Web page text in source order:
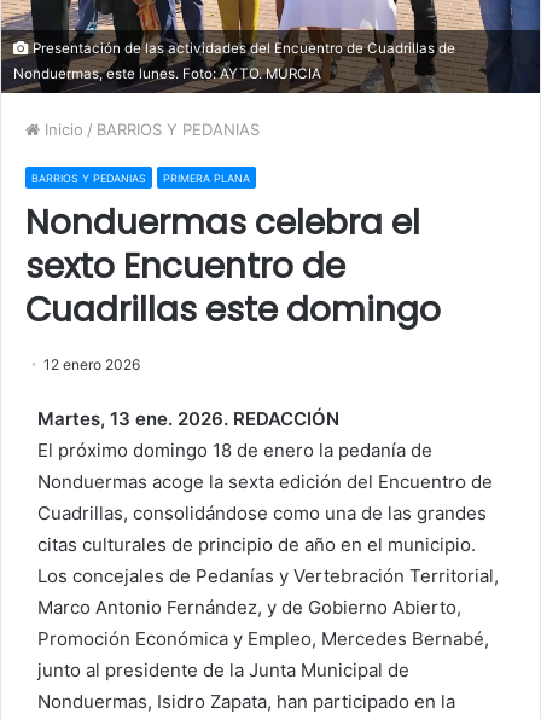
Presentación de las actividades del Encuentro de Cuadrillas de
Nonduermas, este lunes. Foto: AYTO. MURCIA
Inicio / BARRIOS Y PEDANIAS
BARRIOS Y PEDANIAS PRIMERA PLANA
Nonduermas celebra el
sexto Encuentro de
Cuadrillas este domingo
12 enero 2026
Martes, 13 ene. 2026. REDACCIÓN
El próximo domingo 18 de enero la pedanía de
Nonduermas acoge la sexta edición del Encuentro de
Cuadrillas, consolidándose como una de las grandes
citas culturales de principio de año en el municipio.
Los concejales de Pedanías y Vertebración Territorial,
Marco Antonio Fernández, y de Gobierno Abierto,
Promoción Económica y Empleo, Mercedes Bernabé,
junto al presidente de la Junta Municipal de
Nonduermas, Isidro Zapata, han participado en la